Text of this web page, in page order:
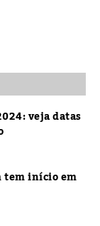
veja datas
tem início em